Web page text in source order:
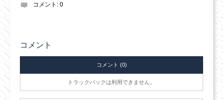
コメント: 0
コメント
コメント (0)
トラックバックは利用できません。